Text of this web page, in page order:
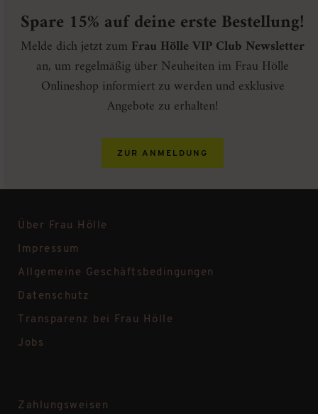
Spare 15% auf deine erste Bestellung!
Melde dich jetzt zum Frau Hölle VIP Club Newsletter
an, um regelmäßig über Neuheiten im Frau Hölle
Onlineshop informiert zu werden und exklusive
Angebote zu erhalten!
ZUR ANMELDUNG
Über Frau Hölle
Impressum
Allgemeine Geschäftsbedingungen
Datenschutz
Transparenz bei Frau Hölle
Jobs
Zahlungsweisen